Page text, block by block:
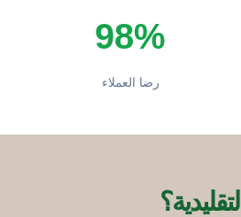
98%
رضا العملاء